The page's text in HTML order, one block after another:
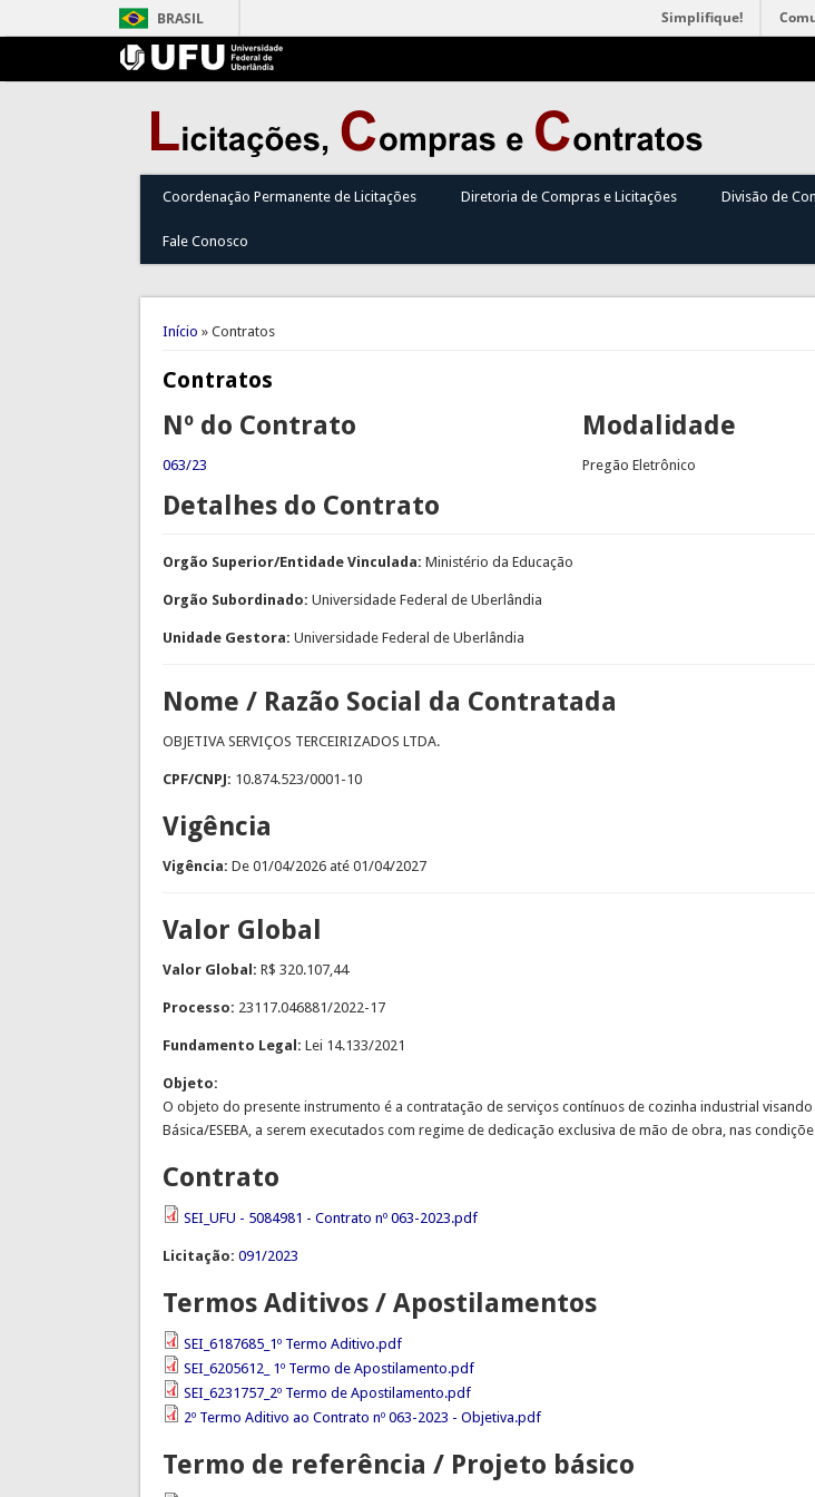
BRASIL Simplifique!
Coordenação Permanente de Licitações Diretoria de Compras e Licitações Divisão de
Fale Conosco
Você está aqui
Início » Contratos
Contratos
Nº do Contrato
063/23
Modalidade
Pregão Eletrônico
Detalhes do Contrato
Orgão Superior/Entidade Vinculada: Ministério da Educação
Orgão Subordinado: Universidade Federal de Uberlândia
Unidade Gestora: Universidade Federal de Uberlândia
Nome / Razão Social da Contratada
OBJETIVA SERVIÇOS TERCEIRIZADOS LTDA.
CPF/CNPJ: 10.874.523/0001-10
Vigência
Vigência: De 01/04/2026até 01/04/2027
Valor Global
Valor Global: R$ 320.107,44
Processo: 23117.046881/2022-17
Fundamento Legal: Lei 14.133/2021
Objeto:
O objeto do presente instrumento é a contratação de serviços contínuos de cozinha industrial
Básica/ESEBA, a serem executados com regime de dedicação exclusiva de mão de obra, nas
Contrato
SEI_UFU - 5084981 - Contrato nº 063-2023.pdf
Licitação: 091/2023
Termos Aditivos / Apostilamentos
SEI_6187685_1º Termo Aditivo.pdf
SEI_6205612_ 1º Termo de Apostilamento.pdf
SEI_6231757_2º Termo de Apostilamento.pdf
2º Termo Aditivo ao Contrato nº 063-2023 - Objetiva.pdf
Termo de referência / Projeto básico